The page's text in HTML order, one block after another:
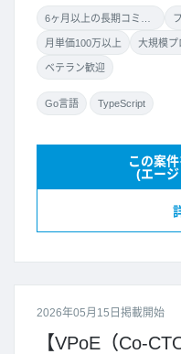
月単価100万以上 大規模プ
ベテラン歓迎
Go言語 TypeScript
この案
(エー
2026年05月15日掲載開始
【VPoE（Co-